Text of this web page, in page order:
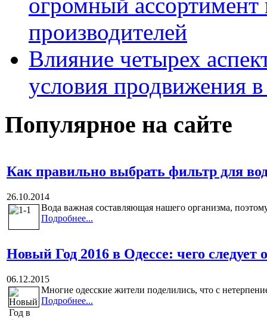
огромный ассортимент
производителей
Влияние четырех
условия продвижения
Популярное на сайте
Как правильно выбрать фильтр для
26.10.2014
Вода важная составляющая нашего организма,
Подробнее...
Новый Год 2016 в Одессе: чего следует
06.12.2015
Многие одесские жители поделились, что с
Подробнее...